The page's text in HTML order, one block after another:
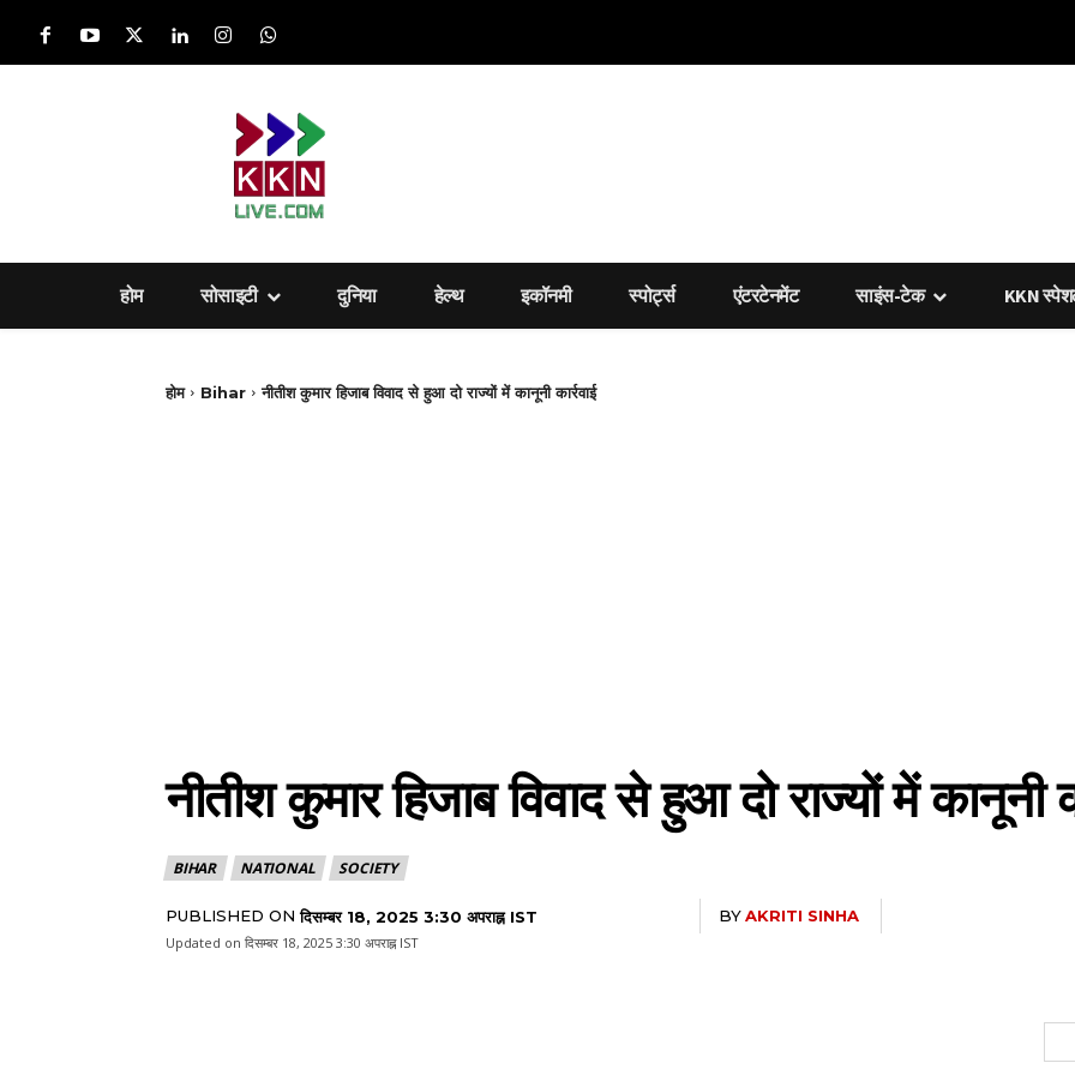
होम सोसाइटी दुनिया हेल्‍थ इकॉनमी स्पोर्ट्स एंटरटेनमेंट साइंस-टेक KKN
होम Bihar नीतीश कुमार हिजाब विवाद से हुआ दो राज्यों में कानूनी कार्रवाई
नीतीश कुमार हिजाब विवाद से हुआ दो राज्यों में कानूनी
BIHAR NATIONAL SOCIETY
PUBLISHED ON दिसम्बर 18, 2025 3:30 अपराह्न IST BYAKRITI SINHA
Updated on दिसम्बर 18, 2025 3:30 अपराह्न IST